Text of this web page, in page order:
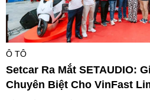
Ô TÔ
Setcar Ra Mắt SETAUDIO:
Chuyên Biệt Cho VinFast